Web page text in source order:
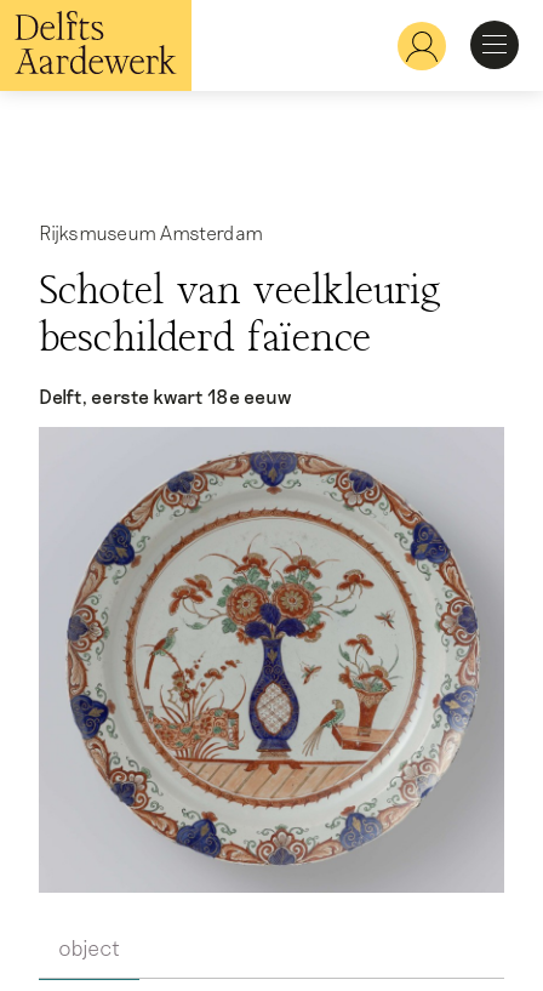
Overslaan
en
naar
de
Hoofdnavigatie
Bekijken
Rijksmuseum Amsterdam
Schotel van veelkleurig
beschilderd faïence
Delft, eerste kwart 18e eeuw
object